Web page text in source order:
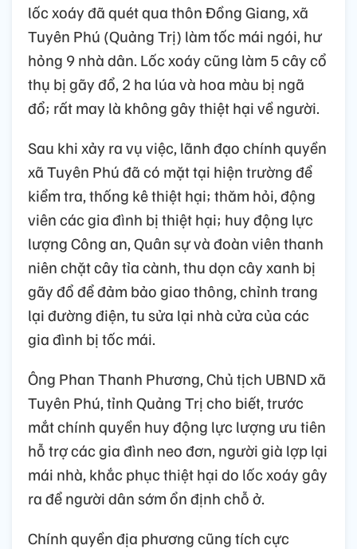
lốc xoáy đã quét qua thôn Đồng Giang, xã
Tuyên Phú (Quảng Trị) làm tốc mái ngói, hư
hỏng 9 nhà dân. Lốc xoáy cũng làm 5 cây cổ
thụ bị gãy đổ, 2 ha lúa và hoa màu bị ngã
đổ; rất may là không gây thiệt hại về người.
Sau khi xảy ra vụ việc, lãnh đạo chính quyền
xã Tuyên Phú đã có mặt tại hiện trường để
kiểm tra, thống kê thiệt hại; thăm hỏi, động
viên các gia đình bị thiệt hại; huy động lực
lượng Công an, Quân sự và đoàn viên thanh
niên chặt cây tỉa cành, thu dọn cây xanh bị
gãy đổ để đảm bảo giao thông, chỉnh trang
lại đường điện, tu sửa lại nhà cửa của các
gia đình bị tốc mái.
Ông Phan Thanh Phương, Chủ tịch UBND xã
Tuyên Phú, tỉnh Quảng Trị cho biết, trước
mắt chính quyền huy động lực lượng ưu tiên
hỗ trợ các gia đình neo đơn, người già lợp lại
mái nhà, khắc phục thiệt hại do lốc xoáy gây
ra để người dân sớm ổn định chỗ ở.
Chính quyền địa phương cũng tích cực